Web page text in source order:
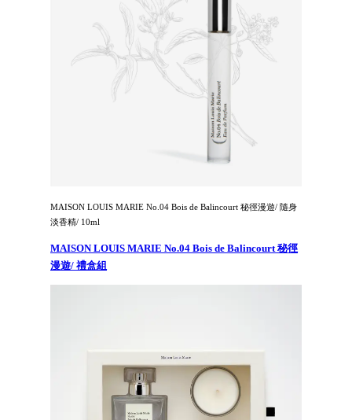
MAISON LOUIS MARIE No.04 Bois de Balincourt 秘徑漫遊/ 隨身
淡香精/ 10ml
MAISON LOUIS MARIE No.04 Bois de Balincourt 秘徑
漫遊/ 禮盒組